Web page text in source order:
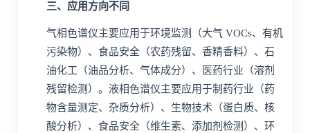
三、应用方向不同
气相色谱仪主要应用于环境监测（大气 VOCs、有机
污染物）、食品安全（农药残留、香精香料）、石
油化工（油品分析、气体成分）、医药行业（溶剂
残留检测）。液相色谱仪主要应用于制药行业（药
物含量测定、杂质分析）、 生物技术（蛋白质、核
酸分析）、食品安全（维生素、 添加剂 检测）、环